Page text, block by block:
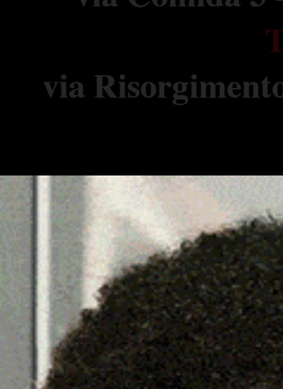
Sardegna Cronaca Attualità
DAI